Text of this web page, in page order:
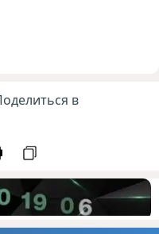
в